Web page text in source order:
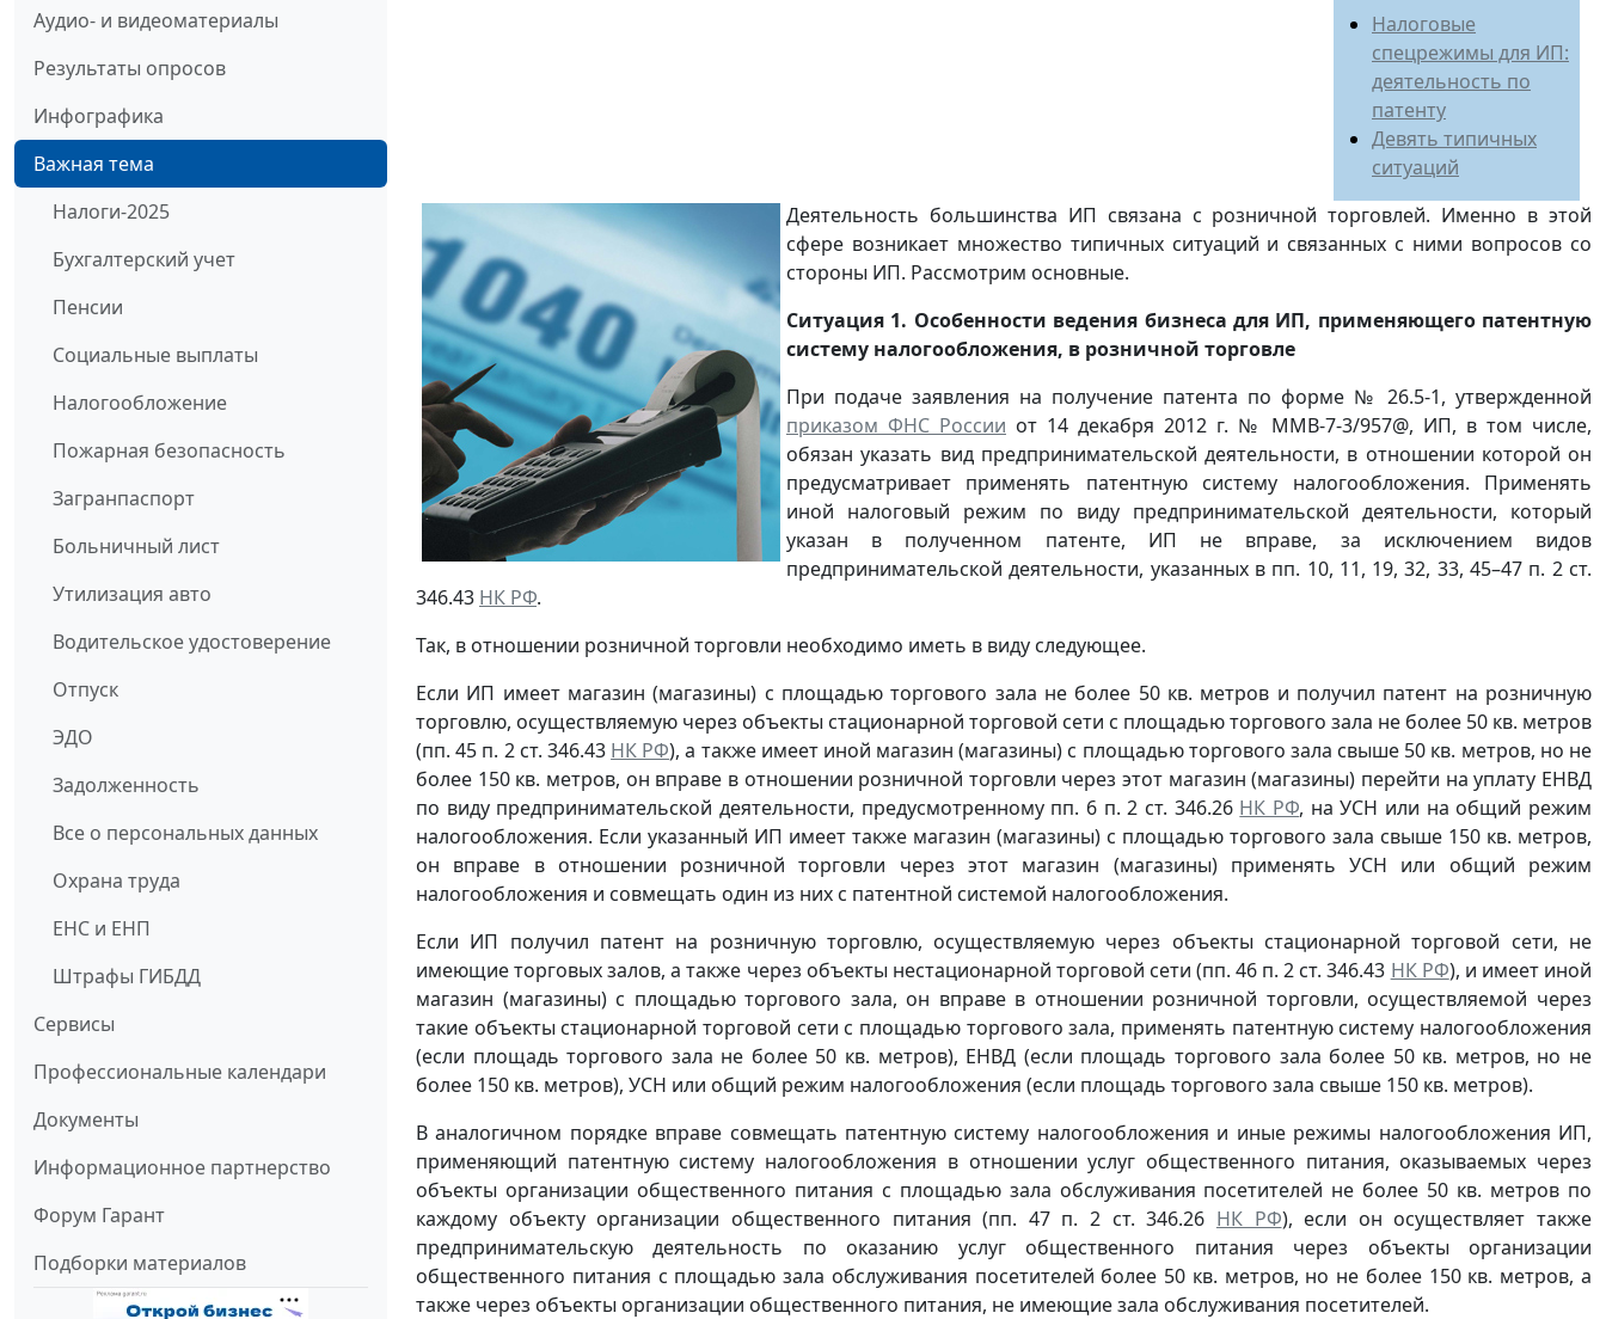
Аудио- и видеоматериалы
Результаты опросов
Инфографика
Важная тема
Налоги-2025
Бухгалтерский учет
Пенсии
Социальные выплаты
Налогообложение
Пожарная безопасность
Загранпаспорт
Больничный лист
Утилизация авто
Водительское удостоверение
Отпуск
ЭДО
Задолженность
Все о персональных данных
Охрана труда
ЕНС и ЕНП
Штрафы ГИБДД
Сервисы
Профессиональные календари
Документы
Информационное партнерство
Форум Гарант
Подборки материалов
Налоговые
спецрежимы для ИП:
деятельность по
патенту
Девять типичных
ситуаций
Деятельность большинства ИП связана с розничной торговлей. Именно в этой
сфере возникает множество типичных ситуаций и связанных с ними вопросов со
стороны ИП. Рассмотрим основные.
Ситуация 1. Особенности ведения бизнеса для ИП, применяющего патентную
систему налогообложения, в розничной торговле
При подаче заявления на получение патента по форме № 26.5-1, утвержденной
приказом ФНС России от 14 декабря 2012 г. № ММВ-7-3/957@, ИП, в том числе,
обязан указать вид предпринимательской деятельности, в отношении которой он
предусматривает применять патентную систему налогообложения. Применять
иной налоговый режим по виду предпринимательской деятельности, который
указан в полученном патенте, ИП не вправе, за исключением видов
предпринимательской деятельности, указанных в пп. 10, 11, 19, 32, 33, 45–47 п. 2 ст.
346.43 НК РФ.
Так, в отношении розничной торговли необходимо иметь в виду следующее.
Если ИП имеет магазин (магазины) с площадью торгового зала не более 50 кв. метров и получил патент на розничную
торговлю, осуществляемую через объекты стационарной торговой сети с площадью торгового зала не более 50 кв. метров
(пп. 45 п. 2 ст. 346.43 НК РФ), а также имеет иной магазин (магазины) с площадью торгового зала свыше 50 кв. метров, но не
более 150 кв. метров, он вправе в отношении розничной торговли через этот магазин (магазины) перейти на уплату ЕНВД
по виду предпринимательской деятельности, предусмотренному пп. 6 п. 2 ст. 346.26 НК РФ, на УСН или на общий режим
налогообложения. Если указанный ИП имеет также магазин (магазины) с площадью торгового зала свыше 150 кв. метров,
он вправе в отношении розничной торговли через этот магазин (магазины) применять УСН или общий режим
налогообложения и совмещать один из них с патентной системой налогообложения.
Если ИП получил патент на розничную торговлю, осуществляемую через объекты стационарной торговой сети, не
имеющие торговых залов, а также через объекты нестационарной торговой сети (пп. 46 п. 2 ст. 346.43 НК РФ), и имеет иной
магазин (магазины) с площадью торгового зала, он вправе в отношении розничной торговли, осуществляемой через
такие объекты стационарной торговой сети с площадью торгового зала, применять патентную систему налогообложения
(если площадь торгового зала не более 50 кв. метров), ЕНВД (если площадь торгового зала более 50 кв. метров, но не
более 150 кв. метров), УСН или общий режим налогообложения (если площадь торгового зала свыше 150 кв. метров).
В аналогичном порядке вправе совмещать патентную систему налогообложения и иные режимы налогообложения ИП,
применяющий патентную систему налогообложения в отношении услуг общественного питания, оказываемых через
объекты организации общественного питания с площадью зала обслуживания посетителей не более 50 кв. метров по
каждому объекту организации общественного питания (пп. 47 п. 2 ст. 346.26 НК РФ), если он осуществляет также
предпринимательскую деятельность по оказанию услуг общественного питания через объекты организации
общественного питания с площадью зала обслуживания посетителей более 50 кв. метров, но не более 150 кв. метров, а
также через объекты организации общественного питания, не имеющие зала обслуживания посетителей.